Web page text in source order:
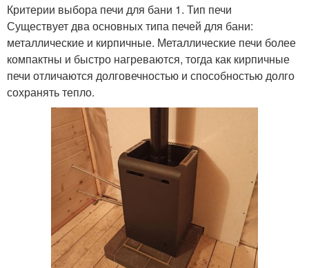
Критерии выбора печи для бани 1. Тип печи
Существует два основных типа печей для бани:
металлические и кирпичные. Металлические печи более
компактны и быстро нагреваются, тогда как кирпичные
печи отличаются долговечностью и способностью долго
сохранять тепло.